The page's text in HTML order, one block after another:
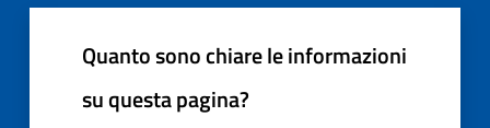
Quanto sono chiare le informazioni
su questa pagina?